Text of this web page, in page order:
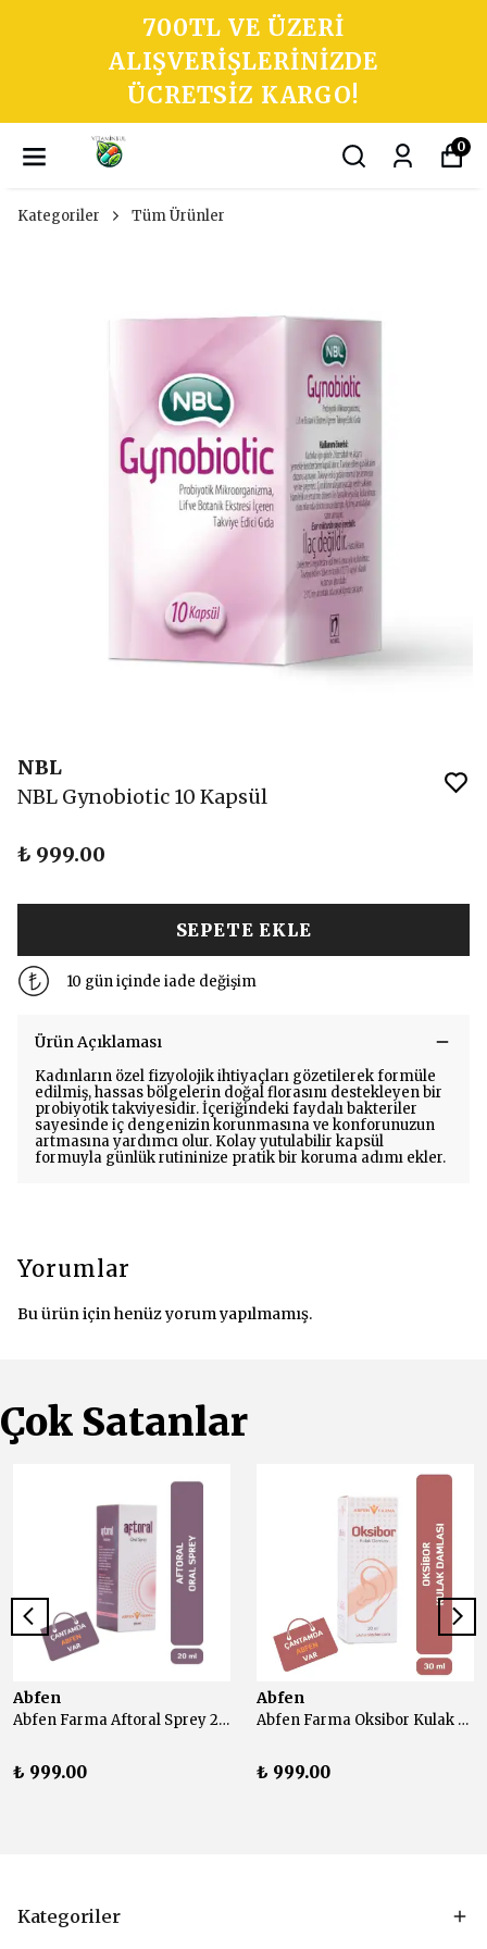
700TL VE ÜZERI
ALIŞVERIŞLERINIZDE
ÜCRETSIZ KARGO!
0
Kategoriler Tüm Ürünler
NBL
NBL Gynobiotic 10 Kapsül
₺ 999.00
SEPETE EKLE
10 gün içinde iade değişim
Ürün Açıklaması
Kadınların özel fizyolojik ihtiyaçları gözetilerek formüle
edilmiş, hassas bölgelerin doğal florasını destekleyen bir
probiyotik takviyesidir. İçeriğindeki faydalı bakteriler
sayesinde iç dengenizin korunmasına ve konforunuzun
artmasına yardımcı olur. Kolay yutulabilir kapsül
formuyla günlük rutininize pratik bir koruma adımı ekler.
Yorumlar
Bu ürün için henüz yorum yapılmamış.
Çok Satanlar
Abfen
Abfen Farma Aftoral Sprey 20 ml
₺ 999.00
Abfen
Abfen Farma Oksibor Kulak Damlası 30 ml
₺ 999.00
Kategoriler